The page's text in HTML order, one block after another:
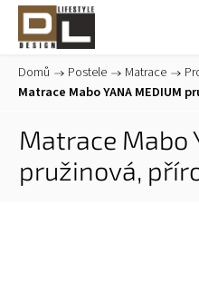
Domů / Postele / Matrace /
Matrace Mabo YANA MEDIUM
Matrace Mabo
pružinová,